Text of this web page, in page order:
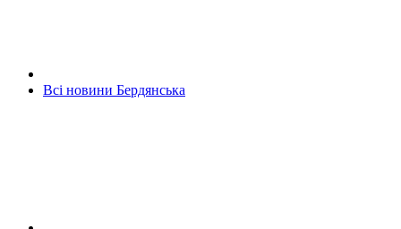
Всі новини Бердянська